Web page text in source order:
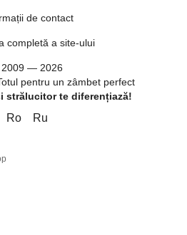
de contact
completă a site-ului
— 2026
pentru un zâmbet perfect
strălucitor te diferențiază!
Ro Ru